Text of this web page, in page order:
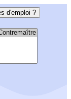
d'emploi ?